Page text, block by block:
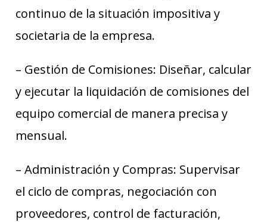
continuo de la situación impositiva y
societaria de la empresa.
– Gestión de Comisiones: Diseñar, calcular
y ejecutar la liquidación de comisiones del
equipo comercial de manera precisa y
mensual.
– Administración y Compras: Supervisar
el ciclo de compras, negociación con
proveedores, control de facturación,